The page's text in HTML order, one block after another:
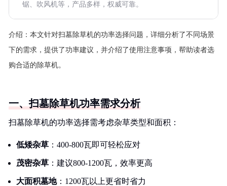
锯、吹风机等，产品多样，权威可靠。
介绍： 本文针对扫墓除草机的功率选择问题，详细分析了不同场景
下的需求，提供了功率建议，并介绍了使用注意事项，帮助读者选
购合适的除草机。
一、扫墓除草机功率需求分析
扫墓除草机的功率选择需考虑杂草类型和面积：
低矮杂草 ：400-800瓦即可轻松应对
茂密杂草 ：建议800-1200瓦，效率更高
大面积墓地：1200瓦以上更省时省力